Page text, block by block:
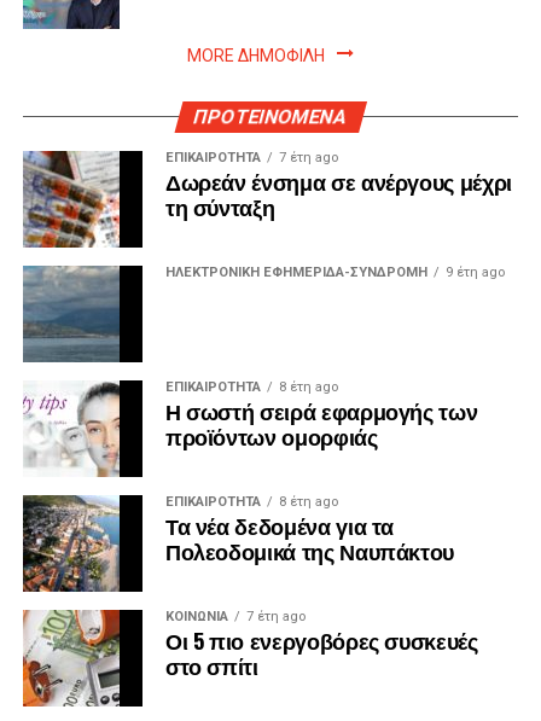
MORE ΔΗΜΟΦΙΛΗ
ΠΡΟΤΕΙΝΟΜΕΝΑ
ΕΠΙΚΑΙΡΟΤΗΤΑ 7 έτη ago
Δωρεάν ένσημα σε ανέργους μέχρι
τη σύνταξη
ΗΛΕΚΤΡΟΝΙΚΗ ΕΦΗΜΕΡΙΔΑ-ΣΥΝΔΡΟΜΗ 9 έτη ago
ΕΠΙΚΑΙΡΟΤΗΤΑ 8 έτη ago
Η σωστή σειρά εφαρμογής των
προϊόντων ομορφιάς
ΕΠΙΚΑΙΡΟΤΗΤΑ 8 έτη ago
Τα νέα δεδομένα για τα
Πολεοδομικά της Ναυπάκτου
ΚΟΙΝΩΝΙΑ 7 έτη ago
Οι 5 πιο ενεργοβόρες συσκευές
στο σπίτι